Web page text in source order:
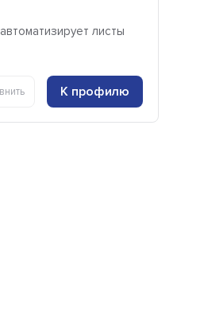
листы
К профилю